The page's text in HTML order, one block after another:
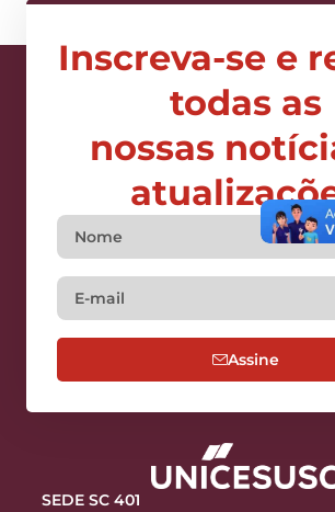
Inscreva-se e
todas as
nossas
Assine
SEDE SC 401